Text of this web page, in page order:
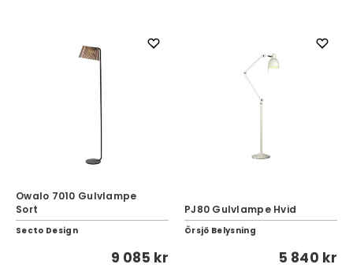
Owalo 7010 Gulvlampe
Sort
Secto Design
9 085 kr
PJ80 Gulvlampe Hvid
Örsjö Belysning
5 840 kr